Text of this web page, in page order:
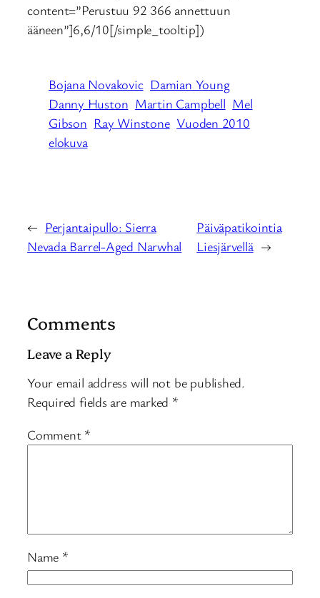
content=”Perustuu 92 366 annettuun
ääneen”]6,6/10[/simple_tooltip])
Bojana Novakovic Damian Young
Danny Huston Martin Campbell Mel
Gibson Ray Winstone Vuoden 2010
elokuva
← Perjantaipullo: Sierra
Nevada Barrel-Aged Narwhal
Päiväpatikointia
Liesjärvellä →
Comments
Leave a Reply
Your email address will not be published.
Required fields are marked *
Comment *
Name *